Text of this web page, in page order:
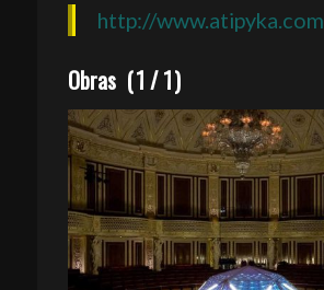
http://www.atipyka.com
Obras (1 /1)